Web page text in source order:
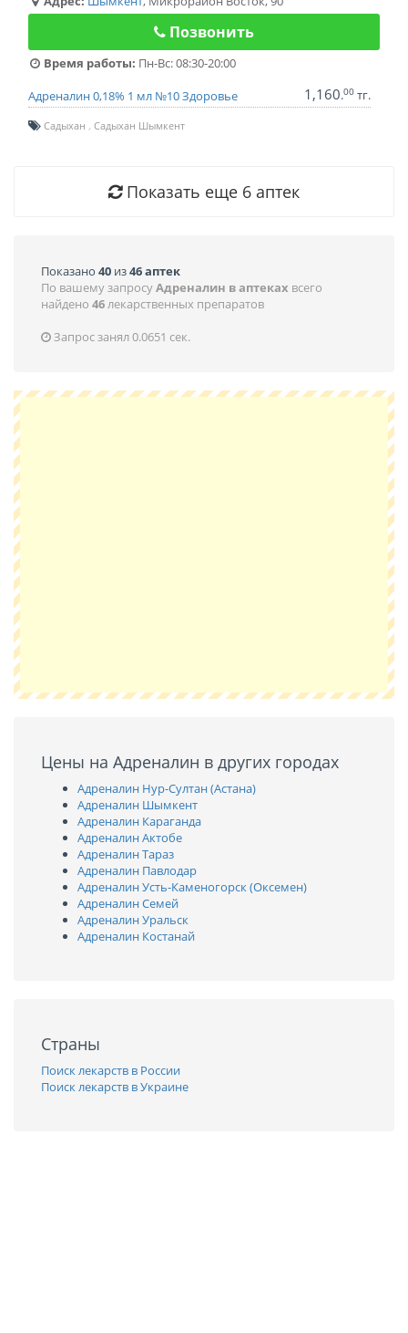
Позвонить
Время работы: Пн-Вс: 08:30-20:00
Адреналин 0,18% 1 мл №10 Здоровье
1,160.00 тг.
Садыхан Садыхан Шымкент
Показать еще 6 аптек
Показано 40 из46 аптек
По вашему запросуАдреналин в аптеках всего
найдено 46лекарственных препаратов
Запрос занял 0.0651 сек.
Цены на Адреналин в других городах
Адреналин Нур-Султан (Астана)
Адреналин Шымкент
Адреналин Караганда
Адреналин Актобе
Адреналин Тараз
Адреналин Павлодар
Адреналин Усть-Каменогорск (Оксемен)
Адреналин Семей
Адреналин Уральск
Адреналин Костанай
Страны
Поиск лекарств в России
Поиск лекарств в Украине